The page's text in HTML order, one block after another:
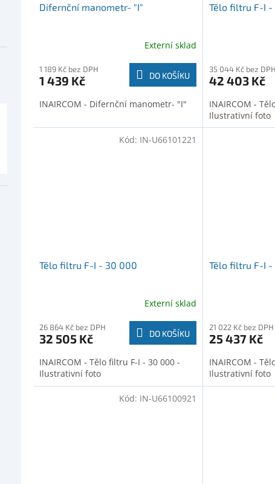
Difernční manometr- "I"
Externí sklad
1 189 Kč bez DPH
1 439 Kč DO KOŠÍKU
INAIRCOM - Difernční manometr- "I"
Tělo filtru F-I -
35 044 Kč bez DPH
42 403 Kč
INAIRCOM -
Ilustrativní foto
Tělo filtru F-I - 30 000
Externí sklad
26 864 Kč bez DPH
32 505 Kč DO KOŠÍKU
INAIRCOM - Tělo filtru F-I - 30 000 -
Ilustrativní foto
Kód: IN-U66101221
Tělo filtru F-I -
21 022 Kč bez DPH
25 437 Kč
INAIRCOM -
Ilustrativní foto
Kód: IN-U66100921